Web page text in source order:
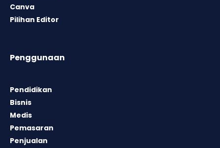
Canva
Pilihan Editor
Penggunaan
Pendidikan
Bisnis
Medis
Pemasaran
Penjualan